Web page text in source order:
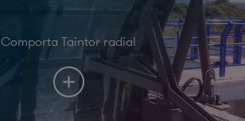
Comporta Taintor radial